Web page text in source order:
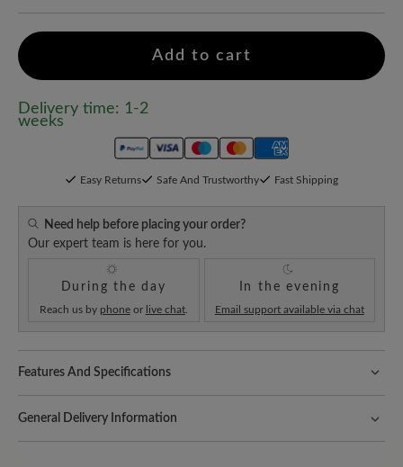
Add to cart
Delivery time: 1-2
weeks
Easy Returns Safe And Trustworthy Fast Shipping
Need help before placing your order?
Our expert team is here for you.
During the day
Reach us by phoneor live chat.
In the evening
Email support available via chat
Features And Specifications
General Delivery Information